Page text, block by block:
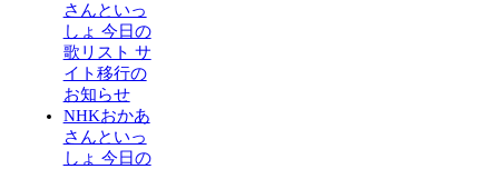
さんといっ
しょ 今日の
歌リスト サ
イト移行の
お知らせ
NHKおかあ
さんといっ
しょ 今日の